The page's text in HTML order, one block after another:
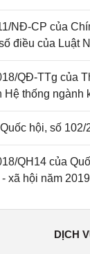
NĐ-CP của
điều của Luật
QĐ-TTg của
Hệ thống ngành
hội, số
QH14 của
xã hội năm 2019
DỊCH